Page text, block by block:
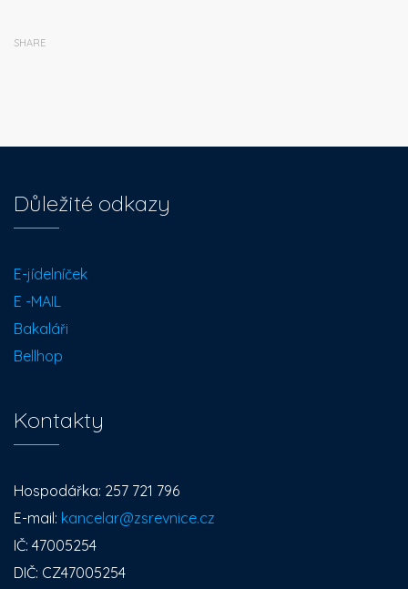
SHARE
Důležité odkazy
E-jídelníček
E -MAIL
Bakaláři
Bellhop
Kontakty
Hospodářka: 257 721 796
E-mail: kancelar@zsrevnice.cz
IČ: 47005254
DIČ: CZ47005254